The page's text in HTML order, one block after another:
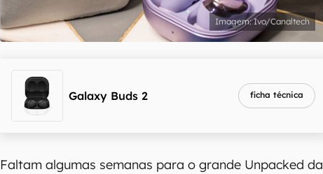
Ivo/Canaltech
Galaxy Buds 2 ficha técnica
Faltam algumas semanas para o grande Unpacked da